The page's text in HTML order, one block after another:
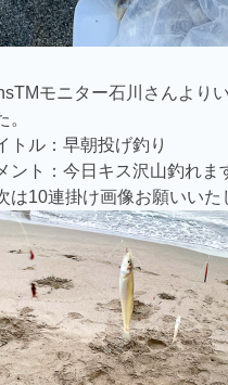
モニター石川さんより
。
トル：早朝投げ釣り
ント：今日キス沢山釣れま
は10連掛け画像お願いいた